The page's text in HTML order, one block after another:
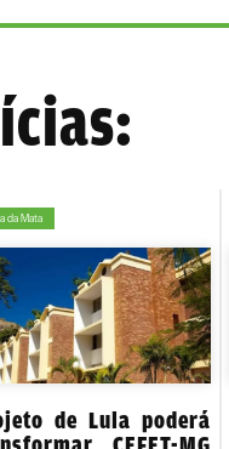
da Mata
de Lula poderá